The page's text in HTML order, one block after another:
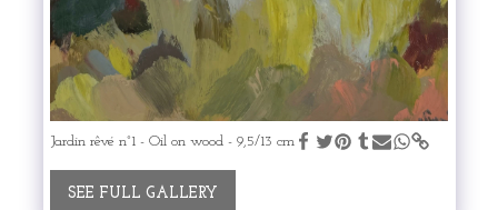
Jardin rêvé n°1 - Oil on wood - 9,5/13 cm
SEE FULL GALLERY